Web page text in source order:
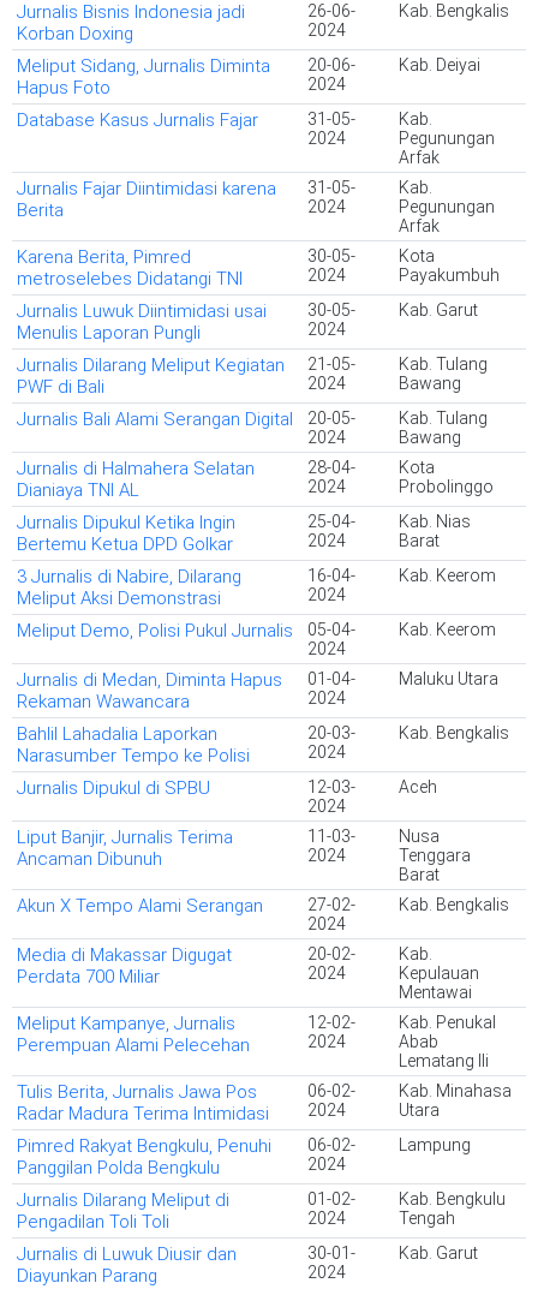
Jurnalis Bisnis Indonesia jadi
Korban Doxing
26-06-
2024
Kab. Bengkalis
Meliput Sidang, Jurnalis Diminta
Hapus Foto
20-06-
2024
Kab. Deiyai
Database Kasus Jurnalis Fajar
31-05-
2024
Kab.
Pegunungan
Arfak
Jurnalis Fajar Diintimidasi karena
Berita
31-05-
2024
Kab.
Pegunungan
Arfak
Karena Berita, Pimred
metroselebes Didatangi TNI
30-05-
2024
Kota
Payakumbuh
Jurnalis Luwuk Diintimidasi usai
Menulis Laporan Pungli
30-05-
2024
Kab. Garut
Jurnalis Dilarang Meliput Kegiatan
PWF di Bali
21-05-
2024
Kab. Tulang
Bawang
Jurnalis Bali Alami Serangan Digital
20-05-
2024
Kab. Tulang
Bawang
Jurnalis di Halmahera Selatan
Dianiaya TNI AL
28-04-
2024
Kota
Probolinggo
Jurnalis Dipukul Ketika Ingin
Bertemu Ketua DPD Golkar
25-04-
2024
Kab. Nias
Barat
3 Jurnalis di Nabire, Dilarang
Meliput Aksi Demonstrasi
16-04-
2024
Kab. Keerom
Meliput Demo, Polisi Pukul Jurnalis
05-04-
2024
Kab. Keerom
Jurnalis di Medan, Diminta Hapus
Rekaman Wawancara
01-04-
2024
Maluku Utara
Bahlil Lahadalia Laporkan
Narasumber Tempo ke Polisi
20-03-
2024
Kab. Bengkalis
Jurnalis Dipukul di SPBU
12-03-
2024
Aceh
Liput Banjir, Jurnalis Terima
Ancaman Dibunuh
11-03-
2024
Nusa
Tenggara
Barat
Akun X Tempo Alami Serangan
27-02-
2024
Kab. Bengkalis
Media di Makassar Digugat
Perdata 700 Miliar
20-02-
2024
Kab.
Kepulauan
Mentawai
Meliput Kampanye, Jurnalis
Perempuan Alami Pelecehan
12-02-
2024
Kab. Penukal
Abab
Lematang Ili
Tulis Berita, Jurnalis Jawa Pos
Radar Madura Terima Intimidasi
06-02-
2024
Kab. Minahasa
Utara
Pimred Rakyat Bengkulu, Penuhi
Panggilan Polda Bengkulu
06-02-
2024
Lampung
Jurnalis Dilarang Meliput di
Pengadilan Toli Toli
01-02-
2024
Kab. Bengkulu
Tengah
Jurnalis di Luwuk Diusir dan
Diayunkan Parang
30-01-
2024
Kab. Garut